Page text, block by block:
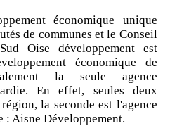
économique unique
de communes et le Conseil
Oise développement est
économique de
la seule agence
En effet, seules deux
la seconde est l'agence
: Aisne Développement.